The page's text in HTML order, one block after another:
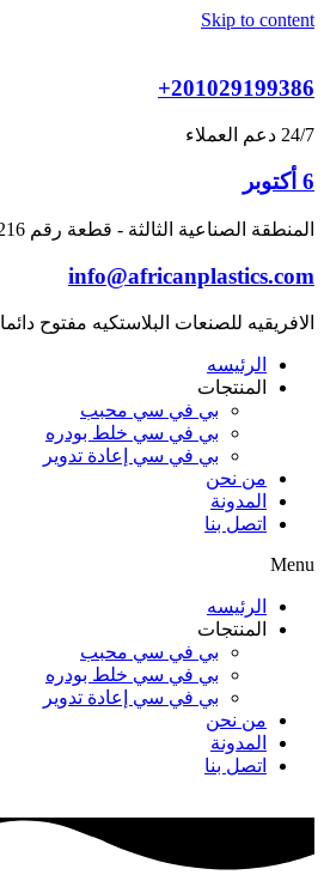
Skip to content
+201029199386
24/7 دعم العملاء
6 أكتوبر
المنطقة الصناعية الثالثة - قطعة رقم 216
info@africanplastics.com
الافريقيه للصنعات البلاستكيه مفتوح دائما
الرئيسه
المنتجات
بي في سي محبب
بي في سي خلط بودره
بي في سي إعادة تدوير
من نحن
المدونة
اتصل بنا
Menu
الرئيسه
المنتجات
بي في سي محبب
بي في سي خلط بودره
بي في سي إعادة تدوير
من نحن
المدونة
اتصل بنا